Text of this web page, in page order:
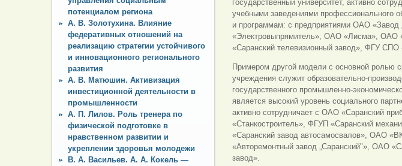
потенциалом региона
А. В. Золотухина. Влияние
федеративных отношений на
реализацию стратегии устойчивого
и инновационного регионального
развития
А. В. Матюшин. Активизация
инвестиционной деятельности в
промышленности
А. П. Лилов. Роль тренера по
физической подготовке в
нравственном развитии и
укреплении здоровья молодежи
В. А. Васильев. А. А. Кокель —
государственный университет, активно
учебными заведениями профессионального
и программам: с предприятиями ОАО «Завод
«Электровыпрямитель», ОАО «Лисма»,
«Саранский телевизионный завод», ФГУ СПО
Примером другой модели с основной ролью
учреждения служит образовательно-
государственного промышленно-
является высокий уровень социального
активно сотрудничает с ОАО «Саранский
«Станкостроитель», ФГУП «Саранский
«Саранский завод автосамосвалов», ОАО
«Авторемонтный завод „Саранский"», ОАО
завод».